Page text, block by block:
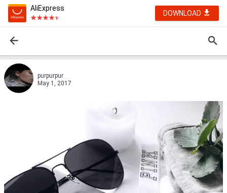
AliExpress
DOWNLOAD
purpurpur
May 1, 2017